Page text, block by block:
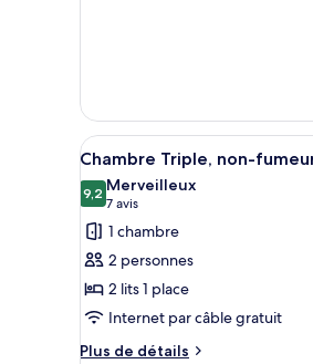
Non
Smoking
Double
Room,
Non
Smoking
Afficher
toutes
les
photos
pour
ce
type
de
chambre :
13
Chambre Triple, non-
9,29,2 sur 10
Merveilleux
7 avis
(7 avis)
1 chambre
2 personnes
2 lits 1 place
Internet par câble gratuit
Plus de détails
Plus